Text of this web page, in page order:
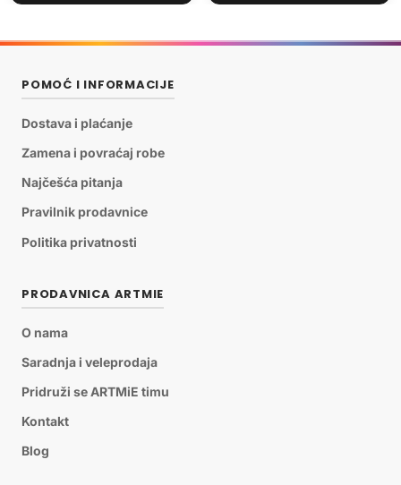
POMOĆ I INFORMACIJE
Dostava i plaćanje
Zamena i povraćaj robe
Najčešća pitanja
Pravilnik prodavnice
Politika privatnosti
PRODAVNICA ARTMIE
O nama
Saradnja i veleprodaja
Pridruži se ARTMiE timu
Kontakt
Blog